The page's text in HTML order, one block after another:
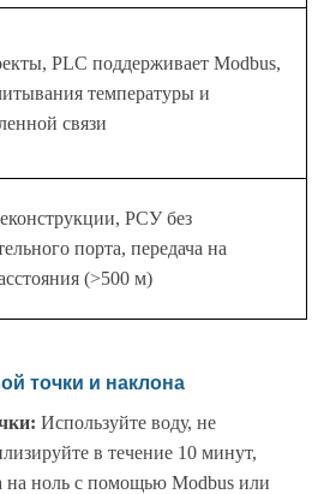
PLC поддерживает Modbus,
температуры и
связи
РСУ без
порта, передача на
(>500 м)
точки и наклона
Используйте воду, не
в течение 10 минут,
на ноль с помощью Modbus или